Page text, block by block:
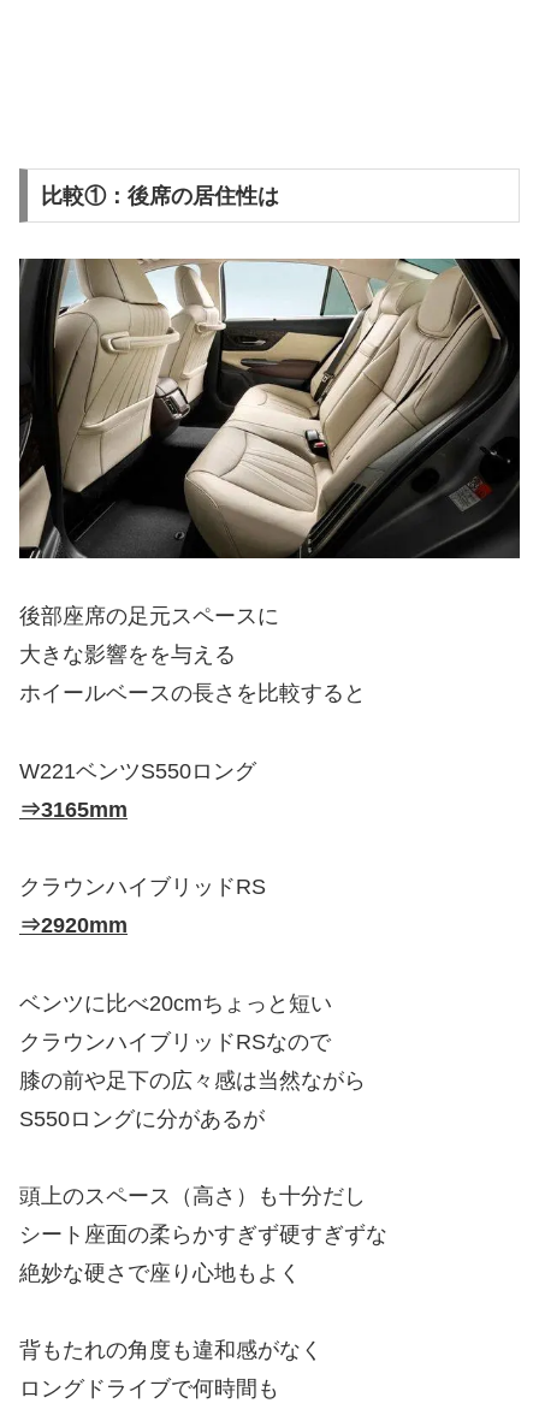
比較①：後席の居住性は
後部座席の足元スペースに
大きな影響をを与える
ホイールベースの長さを比較すると
W221ベンツS550ロング
⇒3165mm
クラウンハイブリッドRS
⇒2920mm
ベンツに比べ20cmちょっと短い
クラウンハイブリッドRSなので
膝の前や足下の広々感は当然ながら
S550ロングに分があるが
頭上のスペース（高さ）も十分だし
シート座面の柔らかすぎず硬すぎずな
絶妙な硬さで座り心地もよく
背もたれの角度も違和感がなく
ロングドライブで何時間も